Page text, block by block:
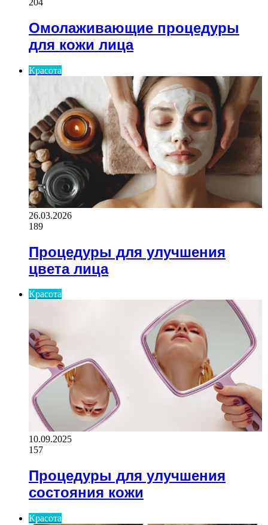
Омолаживающие процедуры
для кожи лица
Красота
26.03.2026
189
Процедуры для улучшения
цвета лица
Красота
10.09.2025
157
Процедуры для улучшения
состояния кожи
Красота